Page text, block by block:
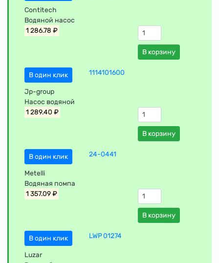
Contitech
Водяной насос
1 286.78 ₽
В корзину
В один клик 1114101600
Jp-group
Насос водяной
1 289.40 ₽
В корзину
В один клик 24-0441
Metelli
Водяная помпа
1 357.09 ₽
В корзину
В один клик LWP 01274
Luzar